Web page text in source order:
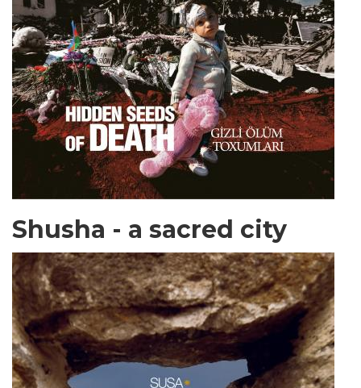
Shusha - a sacred city